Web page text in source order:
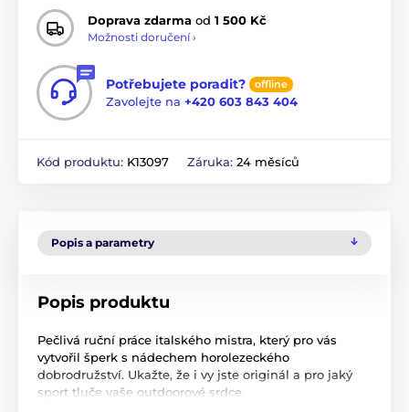
Doprava zdarma od 1 500 Kč
Možnosti doručení ›
Potřebujete poradit? offline
Zavolejte na +420 603 843 404
Kód produktu: K13097 Záruka: 24 měsíců
Popis a parametry
Popis produktu
Pečlivá ruční práce italského mistra, který pro vás
vytvořil šperk s nádechem horolezeckého
dobrodružství. Ukažte, že i vy jste originál a pro jaký
sport tluče vaše outdoorové srdce.